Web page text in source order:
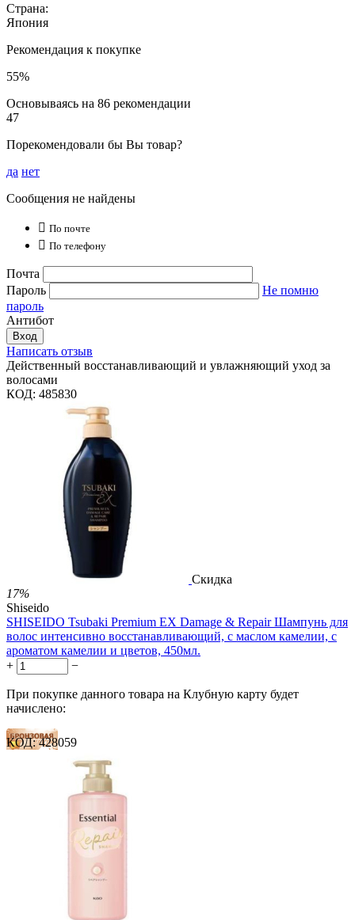
Страна:
Япония
Рекомендация к покупке
55%
Основываясь на 86 рекомендации
47
Порекомендовали бы Вы товар?
да нет
Сообщения не найдены
 По почте
 По телефону
Почта
Пароль
Не помню
пароль
Антибот
Вход
Написать отзыв
Действенный восстанавливающий и увлажняющий уход за
волосами
КОД: 485830
Скидка
17%
Shiseido
SHISEIDO Tsubaki Premium EX Damage & Repair Шампунь для
волос интенсивно восстанавливающий, с маслом камелии, с
ароматом камелии и цветов, 450мл.
+
−
При покупке данного товара на Клубную карту будет
начислено:
32 балла
53 балла
1 578.00 Р
за 1.00 мл
КОД: 428059